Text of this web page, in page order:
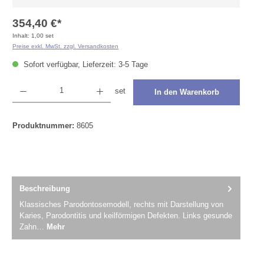
354,40 €*
Inhalt: 1,00 set
Preise exkl. MwSt. zzgl. Versandkosten
Sofort verfügbar, Lieferzeit: 3-5 Tage
set In den Warenkorb
Produktnummer: 8605
Beschreibung
Klassisches Parodontosemodell, rechts mit Darstellung von
Karies, Parodontitis und keilförmigen Defekten. Links gesunde
Zahn… Mehr